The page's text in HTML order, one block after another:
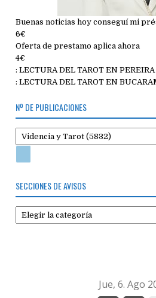
Buenas noticias hoy conseguí mi
6€
Oferta de prestamo aplica ahora
4€
: LECTURA DEL TAROT EN
: LECTURA DEL TAROT EN
Nº DE PUBLICACIONES
SECCIONES DE AVISOS
Secciones
de